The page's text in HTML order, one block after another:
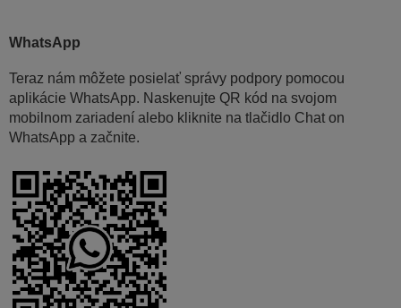
WhatsApp
Teraz nám môžete posielať správy podpory pomocou
aplikácie WhatsApp. Naskenujte QR kód na svojom
mobilnom zariadení alebo kliknite na tlačidlo Chat on
WhatsApp a začnite.